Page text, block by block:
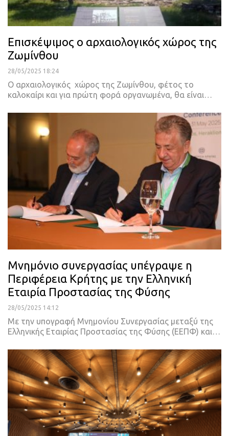
Επισκέψιμος ο αρχαιολογικός χώρος της
Ζωμίνθου
28/05/2025 18:24
Ο αρχαιολογικός χώρος της Ζωμίνθου, φέτος το
καλοκαίρι και για πρώτη φορά οργανωμένα, θα είναι…
Μνημόνιο συνεργασίας υπέγραψε η
Περιφέρεια Κρήτης με την Ελληνική
Εταιρία Προστασίας της Φύσης
28/05/2025 14:12
Με την υπογραφή Μνημονίου Συνεργασίας μεταξύ της
Ελληνικής Εταιρίας Προστασίας της Φύσης (ΕΕΠΦ) και…